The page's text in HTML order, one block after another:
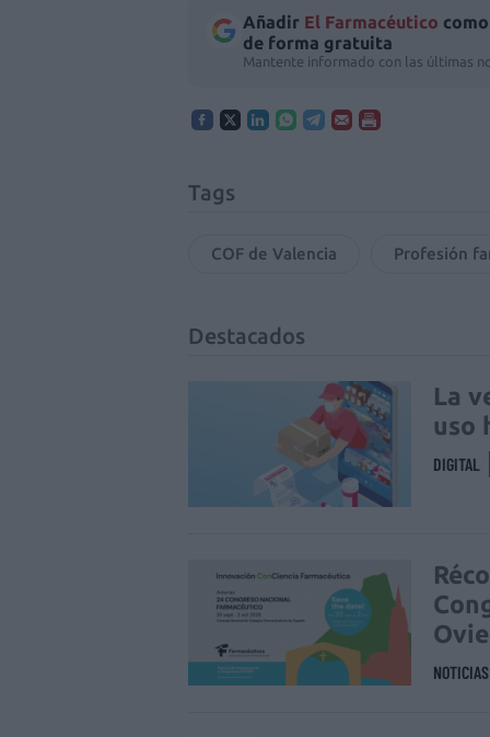
Añadir El Farmacéutico
de forma gratuita
Mantente informado con las últimas
Tags
COF de Valencia Profesión
Destacados
La
uso
DIGITAL